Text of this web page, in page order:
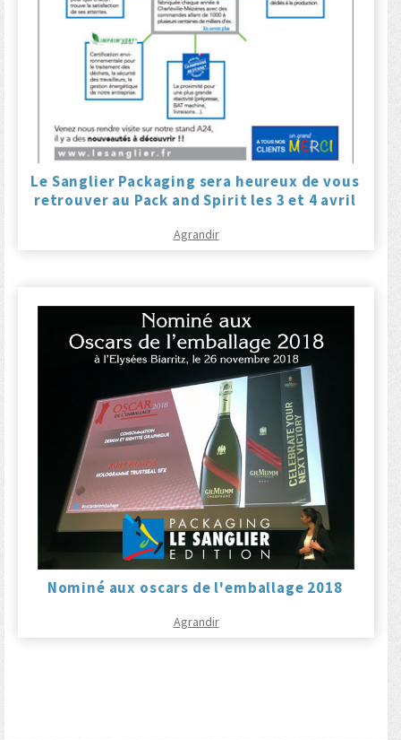
Le Sanglier Packaging sera heureux de vous
retrouver au Pack and Spirit les 3 et 4 avril
Agrandir
Nominé aux oscars de l'emballage 2018
Agrandir